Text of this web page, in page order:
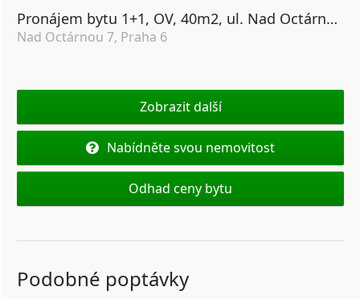
Pronájem bytu 1+1, OV, 40m2, ul. Nad Octárnou 7, P-6 Střešovice
Nad Octárnou 7, Praha 6
Zobrazit další
Nabídněte svou nemovitost
Odhad ceny bytu
Podobné poptávky